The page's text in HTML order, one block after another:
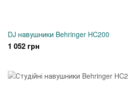
DJ навушники Behringer HC200
1 052 грн